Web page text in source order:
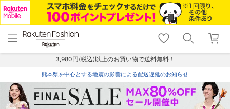
menu home
トップ
shopping_cart lock_outline
ログイン
3,980円(税込)以上のお買い物で送料無料！
熊本県を中心とする地震の影響による配送遅延のお知らせ